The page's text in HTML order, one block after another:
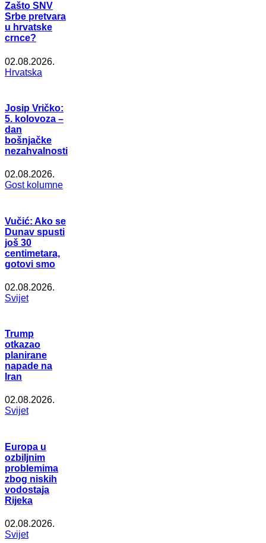
Zašto SNV
Srbe pretvara
u hrvatske
crnce?
02.08.2026.
Hrvatska
Josip Vričko:
5. kolovoza –
dan
bošnjačke
nezahvalnosti
02.08.2026.
Gost kolumne
Vučić: Ako se
Dunav spusti
još 30
centimetara,
gotovi smo
02.08.2026.
Svijet
Trump
otkazao
planirane
napade na
Iran
02.08.2026.
Svijet
Europa u
ozbiljnim
problemima
zbog niskih
vodostaja
Rijeka
02.08.2026.
Svijet